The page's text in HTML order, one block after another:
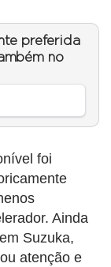
preferida
no
foi
Ainda
Suzuka,
atenção e